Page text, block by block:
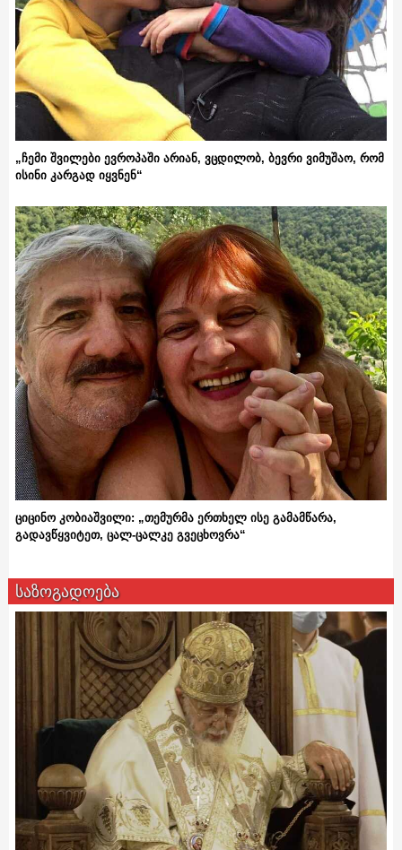
„ჩემი შვილები ევროპაში არიან, ვცდილობ, ბევრი ვიმუშაო, რომ
ისინი კარგად იყვნენ“
ციცინო კობიაშვილი: „თემურმა ერთხელ ისე გამამწარა,
გადავწყვიტეთ, ცალ-ცალკე გვეცხოვრა“
საზოგადოება